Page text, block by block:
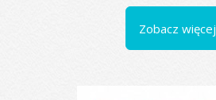
Zobacz więcej